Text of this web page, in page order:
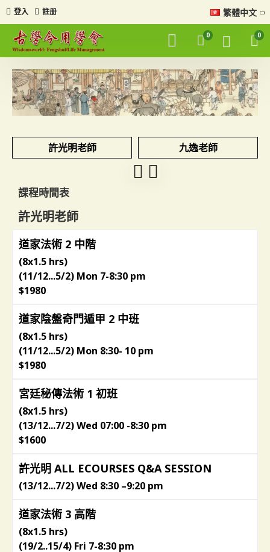
登入 註册 繁體中文
0 0
許光明老師 九逸老師
課程時間表
許光明老師
道家法術 2 中階
(8x1.5 hrs)
(11/12...5/2) Mon 7-8:30 pm
$1980
道家陰盤奇門遁甲 2 中班
(8x1.5 hrs)
(11/12...5/2) Mon 8:30- 10 pm
$1980
宮廷秘傳法術 1 初班
(8x1.5 hrs)
(13/12...7/2) Wed 07:00 -8:30 pm
$1600
許光明 ALL ECOURSES Q&A SESSION
(13/12...7/2) Wed 8:30 –9:20 pm
道家法術 3 高階
(8x1.5 hrs)
(19/2..15/4) Fri 7-8:30 pm